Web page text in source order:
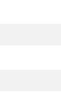
các thiết bị kết